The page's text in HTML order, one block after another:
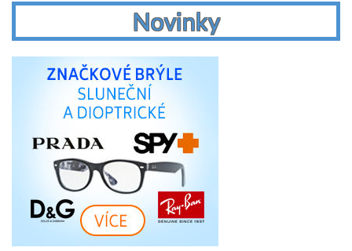
Novinky